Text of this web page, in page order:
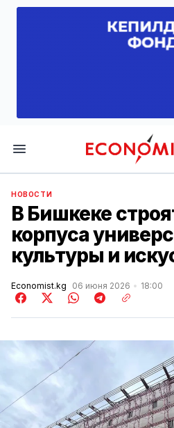
Economist.kg
НОВОСТИ
В Бишкеке
корпуса
культуры и
Economist.kg 06 июня 2026 18:00